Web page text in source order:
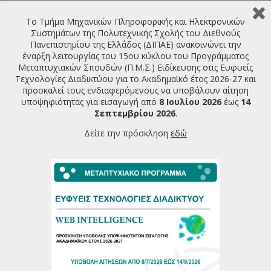
Δεν προβλέπεται τελική γραπτή εξέταση και oι φοιτητές
υποχρεούνται για την επιτυχή παρακολούθηση του
μαθήματος να παραδώσουν κατά τη διάρκεια του εξαμήνου
συγκεκριμένο αριθμό εργασιών που θα καθορισθούν από
τους διδάσκοντες όπως ακολούθως:
Εργασία 1 (10%):Εύρεση πηγών στο διαδίκτυο και
αξιολόγησή τους
Εργασία 2 (20%):Σύντομη προφορική παρουσίαση
Συγγραφή και παρουσίαση μιας εργασίας
επισκόπησης επιστημονικών άρθρων (ανάληψη
θέματος στο τέλος της δεύτερης εβδομάδας)
6. Απαιτήσεις εξοπλισμού – λογισμικού
Ο εξοπλισμός και το λογισμικό που απαιτείται για την
εκπαίδευση των φοιτητών είναι ήδη διαθέσιμα από το τμήμα
Το Τμήμα Μηχανικών Πληροφορικής και Ηλεκτρονικών
Συστημάτων της Πολυτεχνικής Σχολής του Διεθνούς
Πανεπιστημίου της Ελλάδος (ΔΙΠΑΕ) ανακοινώνει την
έναρξη λειτουργίας του 15ου κύκλου του Προγράμματος
Μεταπτυχιακών Σπουδών (Π.Μ.Σ.) Ειδίκευσης στις Ευφυείς
Τεχνολογίες Διαδικτύου για το Ακαδημαϊκό έτος 2026-27 και
προσκαλεί τους ενδιαφερόμενους να υποβάλουν αίτηση
υποψηφιότητας για εισαγωγή από 8 Ιουλίου 2026 έως 14
Σεπτεμβρίου 2026.
Δείτε την πρόσκληση εδώ